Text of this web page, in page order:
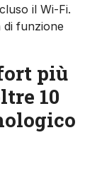
il Wi-Fi.
di funzione
più
10